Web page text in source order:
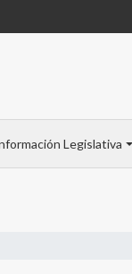
Legislativa